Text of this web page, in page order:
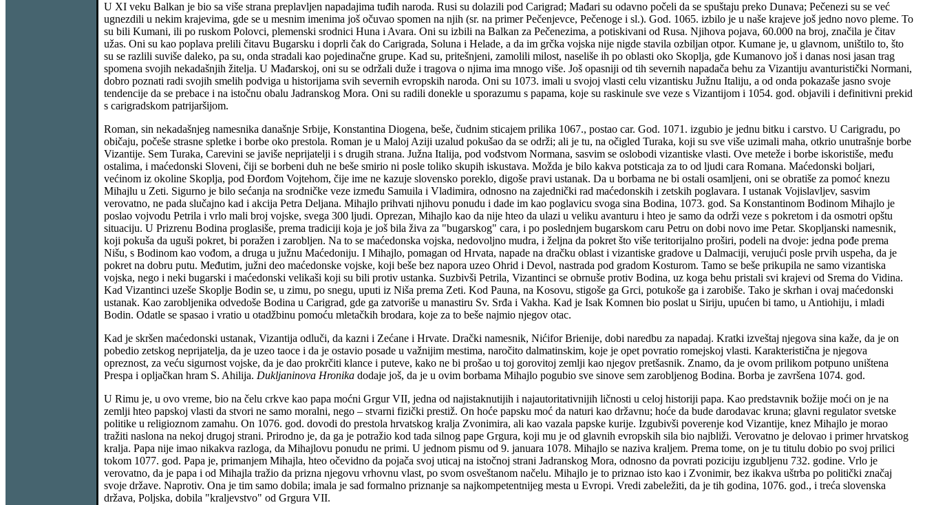
U XI veku Balkan je bio sa više strana preplavljen napadajima tuđih naroda. Rusi su dolazili pod Carigrad; Mađari su odavno počeli da se spuštaju preko Dunava; Pečenezi su se već
ugnezdili u nekim krajevima, gde se u mesnim imenima još očuvao spomen na njih (sr. na primer Pečenjevce, Pečenoge i sl.). God. 1065. izbilo je u naše krajeve još jedno novo pleme. To
su bili Kumani, ili po ruskom Polovci, plemenski srodnici Huna i Avara. Oni su izbili na Balkan za Pečenezima, a potiskivani od Rusa. Njihova pojava, 60.000 na broj, značila je čitav
užas. Oni su kao poplava prelili čitavu Bugarsku i doprli čak do Carigrada, Soluna i Helade, a da im grčka vojska nije nigde stavila ozbiljan otpor. Kumane je, u glavnom, uništilo to, što
su se razlili suviše daleko, pa su, onda stradali kao pojedinačne grupe. Kad su, pritešnjeni, zamolili milost, naseliše ih po oblasti oko Skoplja, gde Kumanovo još i danas nosi jasan trag
spomena svojih nekadašnjih žitelja. U Mađarskoj, oni su se održali duže i tragova o njima ima mnogo više. Još opasniji od tih severnih napadača behu za Vizantiju avanturistički Normani,
dobro poznati radi svojih smelih podviga u historijama svih severnih evropskih naroda. Oni su 1073. imali u svojoj vlasti celu vizantisku Južnu Italiju, a od onda pokazaše jasno svoje
tendencije da se prebace i na istočnu obalu Jadranskog Mora. Oni su radili donekle u sporazumu s papama, koje su raskinule sve veze s Vizantijom i 1054. god. objavili i definitivni prekid
s carigradskom patrijaršijom.
Roman, sin nekadašnjeg namesnika današnje Srbije, Konstantina Diogena, beše, čudnim sticajem prilika 1067., postao car. God. 1071. izgubio je jednu bitku i carstvo. U Carigradu, po
običaju, počeše strasne spletke i borbe oko prestola. Roman je u Maloj Aziji uzalud pokušao da se održi; ali je tu, na očigled Turaka, koji su sve više uzimali maha, otkrio unutrašnje borbe
Vizantije. Sem Turaka, Carevini se javiše neprijatelji i s drugih strana. Južna Italija, pod vođstvom Normana, sasvim se oslobodi vizantiske vlasti. Ove meteže i borbe iskoristiše, među
ostalima, i maćedonski Sloveni, čiji se borbeni duh ne beše smirio ni posle toliko skupih iskustava. Možda je bilo kakva potsticaja za to od ljudi cara Romana. Maćedonski boljari,
većinom iz okoline Skoplja, pod Đorđom Vojtehom, čije ime ne kazuje slovensko poreklo, digoše pravi ustanak. Da u borbama ne bi ostali osamljeni, oni se obratiše za pomoć knezu
Mihajlu u Zeti. Sigurno je bilo sećanja na srodničke veze između Samuila i Vladimira, odnosno na zajednički rad maćedonskih i zetskih poglavara. I ustanak Vojislavljev, sasvim
verovatno, ne pada slučajno kad i akcija Petra Deljana. Mihajlo prihvati njihovu ponudu i dade im kao poglavicu svoga sina Bodina, 1073. god. Sa Konstantinom Bodinom Mihajlo je
poslao vojvodu Petrila i vrlo mali broj vojske, svega 300 ljudi. Oprezan, Mihajlo kao da nije hteo da ulazi u veliku avanturu i hteo je samo da održi veze s pokretom i da osmotri opštu
situaciju. U Prizrenu Bodina proglasiše, prema tradiciji koja je još bila živa za "bugarskog" cara, i po poslednjem bugarskom caru Petru on dobi novo ime Petar. Skopljanski namesnik,
koji pokuša da uguši pokret, bi poražen i zarobljen. Na to se maćedonska vojska, nedovoljno mudra, i željna da pokret što više teritorijalno proširi, podeli na dvoje: jedna pođe prema
Nišu, s Bodinom kao vođom, a druga u južnu Maćedoniju. I Mihajlo, pomagan od Hrvata, napade na dračku oblast i vizantiske gradove u Dalmaciji, verujući posle prvih uspeha, da je
pokret na dobru putu. Međutim, južni deo maćedonske vojske, koji beše bez napora uzeo Ohrid i Devol, nastrada pod gradom Kosturom. Tamo se beše prikupila ne samo vizantiska
vojska, nego i neki bugarski i maćedonski velikaši koji su bili protiv ustanka. Suzbivši Petrila, Vizantinci se obrnuše protiv Bodina, uz koga behu pristali svi krajevi od Srema do Vidina.
Kad Vizantinci uzeše Skoplje Bodin se, u zimu, po snegu, uputi iz Niša prema Zeti. Kod Pauna, na Kosovu, stigoše ga Grci, potukoše ga i zarobiše. Tako je skrhan i ovaj maćedonski
ustanak. Kao zarobljenika odvedoše Bodina u Carigrad, gde ga zatvoriše u manastiru Sv. Srđa i Vakha. Kad je Isak Komnen bio poslat u Siriju, upućen bi tamo, u Antiohiju, i mladi
Bodin. Odatle se spasao i vratio u otadžbinu pomoću mletačkih brodara, koje za to beše najmio njegov otac.
Kad je skršen maćedonski ustanak, Vizantija odluči, da kazni i Zećane i Hrvate. Drački namesnik, Nićifor Brienije, dobi naredbu za napadaj. Kratki izveštaj njegova sina kaže, da je on
pobedio zetskog neprijatelja, da je uzeo taoce i da je ostavio posade u važnijim mestima, naročito dalmatinskim, koje je opet povratio romejskoj vlasti. Karakteristična je njegova
opreznost, za veću sigurnost vojske, da je dao prokrčiti klance i puteve, kako ne bi prošao u toj gorovitoj zemlji kao njegov pretšasnik. Znamo, da je ovom prilikom potpuno uništena
Prespa i opljačkan hram S. Ahilija. Dukljaninova Hronika dodaje još, da je u ovim borbama Mihajlo pogubio sve sinove sem zarobljenog Bodina. Borba je završena 1074. god.
U Rimu je, u ovo vreme, bio na čelu crkve kao papa moćni Grgur VII, jedna od najistaknutijih i najautoritativnijih ličnosti u celoj historiji papa. Kao predstavnik božije moći on je na
zemlji hteo papskoj vlasti da stvori ne samo moralni, nego – stvarni fizički prestiž. On hoće papsku moć da naturi kao državnu; hoće da bude darodavac kruna; glavni regulator svetske
politike u religioznom zamahu. On 1076. god. dovodi do prestola hrvatskog kralja Zvonimira, ali kao vazala papske kurije. Izgubivši poverenje kod Vizantije, knez Mihajlo je morao
tražiti naslona na nekoj drugoj strani. Prirodno je, da ga je potražio kod tada silnog pape Grgura, koji mu je od glavnih evropskih sila bio najbliži. Verovatno je delovao i primer hrvatskog
kralja. Papa nije imao nikakva razloga, da Mihajlovu ponudu ne primi. U jednom pismu od 9. januara 1078. Mihajlo se naziva kraljem. Prema tome, on je tu titulu dobio po svoj prilici
tokom 1077. god. Papa je, primanjem Mihajla, hteo očevidno da pojača svoj uticaj na istočnoj strani Jadranskog Mora, odnosno da povrati poziciju izgubljenu 732. godine. Vrlo je
verovatno, da je papa i od Mihajla tražio da prizna njegovu vrhovnu vlast, po svom osveštanom načelu. Mihajlo je to priznao isto kao i Zvonimir, bez ikakva uštrba po politički značaj
svoje države. Naprotiv. Ona je tim samo dobila; imala je sad formalno priznanje sa najkompetentnijeg mesta u Evropi. Vredi zabeležiti, da je tih godina, 1076. god., i treća slovenska
država, Poljska, dobila "kraljevstvo" od Grgura VII.